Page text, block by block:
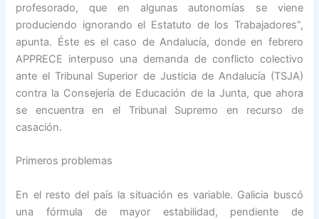
profesorado, que en algunas autonomías se viene
produciendo ignorando el Estatuto de los Trabajadores”,
apunta. Éste es el caso de Andalucía, donde en febrero
APPRECE interpuso una demanda de conflicto colectivo
ante el Tribunal Superior de Justicia de Andalucía (TSJA)
contra la Consejería de Educación de la Junta, que ahora
se encuentra en el Tribunal Supremo en recurso de
casación.
Primeros problemas
En el resto del país la situación es variable. Galicia buscó
una fórmula de mayor estabilidad, pendiente de